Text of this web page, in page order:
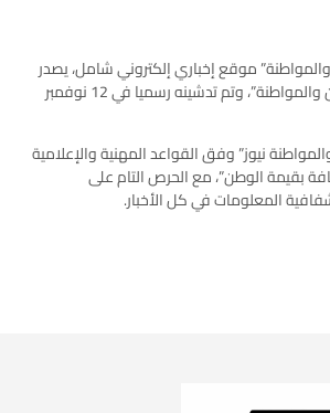
موقع إخباري إلكتروني شامل، يصدر
عن حزب “حقوق الإنسان والمواطنة”، وتم تدشينه رسميا في 12 نوفمبر
نيوز” وفق القواعد المهنية والإعلامية
بقيمة الوطن”، مع الحرص التام على
المعلومات في كل الأخبار.